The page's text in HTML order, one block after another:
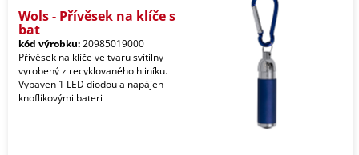
Wols - Přívěsek na klíče s
bat
kód výrobku:20985019000
Přívěsek na klíče ve tvaru svítilny
vyrobený z recyklovaného hliníku.
Vybaven 1 LED diodou a napájen
knoflíkovými bateri